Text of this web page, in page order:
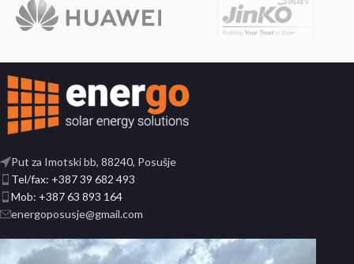
Put za Imotski bb, 88240, Posušje
Tel/fax: +387 39 682 493
Mob: +387 63 893 164
energoposusje@gmail.com